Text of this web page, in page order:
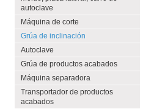
autoclave
Máquina de corte
Grúa de inclinación
Autoclave
Grúa de productos acabados
Máquina separadora
Transportador de productos
acabados